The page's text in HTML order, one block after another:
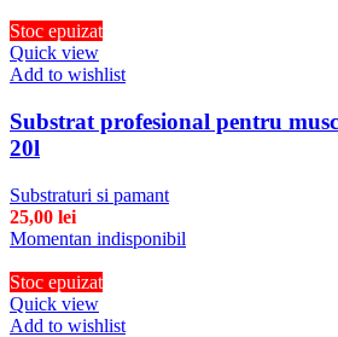
Stoc epuizat
Quick view
Add to wishlist
Substrat profesional pentru
20l
Substraturi si pamant
25,00 lei
Momentan indisponibil
Stoc epuizat
Quick view
Add to wishlist